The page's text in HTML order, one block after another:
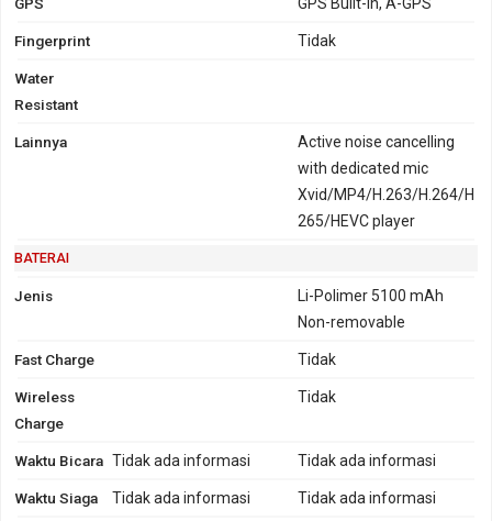
Fingerprint Tidak
Water
Resistant
Lainnya
Active noise cancelling
with dedicated mic
Xvid/MP4/H.263/H.264/H
265/HEVC player
BATERAI
Jenis
Li-Polimer 5100 mAh
Non-removable
Fast Charge Tidak
Wireless
Charge
Tidak
Waktu Bicara Tidak ada informasi Tidak ada informasi
Waktu Siaga Tidak ada informasi Tidak ada informasi